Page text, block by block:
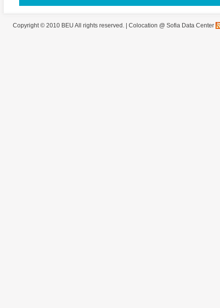
Copyright © 2010 BEU All rights reserved. | Colocation @ Sofia Data Center